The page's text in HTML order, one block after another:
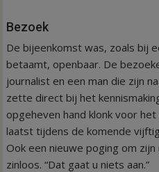
Bezoek
De bijeenkomst was, zoals bij
betaamt, openbaar. De
journalist en een man die zijn
zette direct bij het
opgeheven hand klonk voor
laatst tijdens de komende
Ook een nieuwe poging om
zinloos. “Dat gaat u niets aan.”